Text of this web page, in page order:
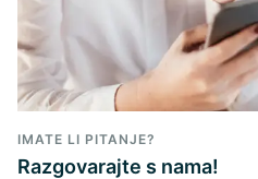
IMATE LI PITANJE?
Razgovarajte s nama!